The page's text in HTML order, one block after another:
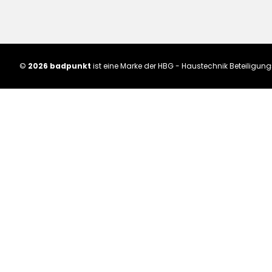
© 2026 badpunkt ist eine Marke der HBG - Haustechnik